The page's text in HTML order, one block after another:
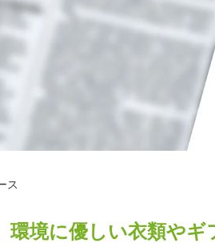
ス
環境に優しい衣類や